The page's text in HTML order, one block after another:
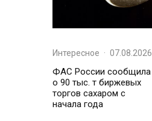
Интересное · 07.08.2026
ФАС России сообщила
о 90 тыс. т биржевых
торгов сахаром с
начала года